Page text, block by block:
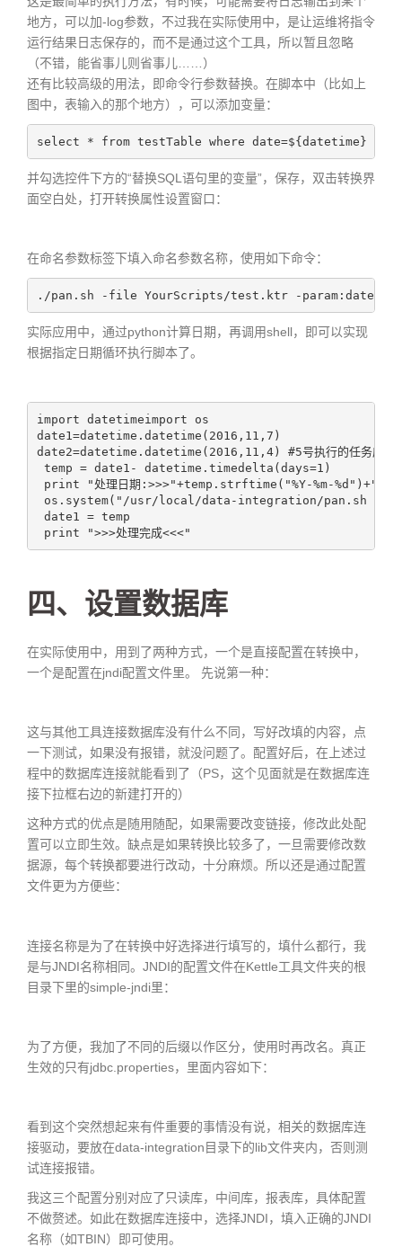
地方，可以加-log参数，不过我在实际使用中，是让运维将指令
运行结果日志保存的，而不是通过这个工具，所以暂且忽略
（不错，能省事儿则省事儿……）
还有比较高级的用法，即命令行参数替换。在脚本中（比如上
图中，表输入的那个地方），可以添加变量：
select * from testTable where date=${datetime}
并勾选控件下方的“替换SQL语句里的变量”，保存，双击转换界
面空白处，打开转换属性设置窗口：
在命名参数标签下填入命名参数名称，使用如下命令：
./pan.sh -file YourScripts/test.ktr -
实际应用中，通过python计算日期，再调用shell，即可以实现
根据指定日期循环执行脚本了。
import datetimeimport os
date1=datetime.datetime(2016,11,7)
date2=datetime.datetime(2016,11,4) #5号执行的任务应该
temp = date1- datetime.timedelta(days=1)
print "处理日期:>>>"+temp.strftime("%Y-%m-
os.system("/usr/local/data-integration/pan.sh -
date1 = temp
print ">>>处理完成<<<"
四、设置数据库
在实际使用中，用到了两种方式，一个是直接配置在转换中，
一个是配置在jndi配置文件里。 先说第一种：
这与其他工具连接数据库没有什么不同，写好改填的内容，点
一下测试，如果没有报错，就没问题了。配置好后，在上述过
程中的数据库连接就能看到了（PS，这个见面就是在数据库连
接下拉框右边的新建打开的）
这种方式的优点是随用随配，如果需要改变链接，修改此处配
置可以立即生效。缺点是如果转换比较多了，一旦需要修改数
据源，每个转换都要进行改动，十分麻烦。所以还是通过配置
文件更为方便些：
连接名称是为了在转换中好选择进行填写的，填什么都行，我
是与JNDI名称相同。JNDI的配置文件在Kettle工具文件夹的根
目录下里的simple-jndi里：
为了方便，我加了不同的后缀以作区分，使用时再改名。真正
生效的只有jdbc.properties，里面内容如下：
看到这个突然想起来有件重要的事情没有说，相关的数据库连
接驱动，要放在data-integration目录下的lib文件夹内，否则测
试连接报错。
我这三个配置分别对应了只读库，中间库，报表库，具体配置
不做赘述。如此在数据库连接中，选择JNDI，填入正确的JNDI
名称（如TBIN）即可使用。